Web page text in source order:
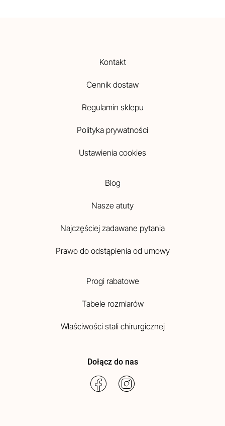
Kontakt
Cennik dostaw
Regulamin sklepu
Polityka prywatności
Ustawienia cookies
Blog
Nasze atuty
Najczęściej zadawane pytania
Prawo do odstąpienia od umowy
Progi rabatowe
Tabele rozmiarów
Właściwości stali chirurgicznej
Dołącz do nas